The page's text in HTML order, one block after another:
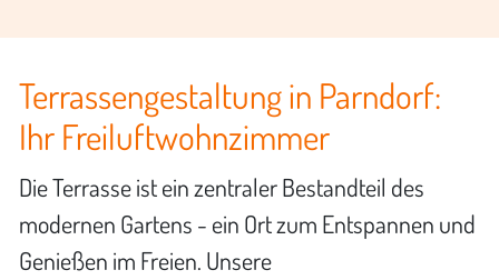
Terrassengestaltung in Parndorf:
Ihr Freiluftwohnzimmer
Die Terrasse ist ein zentraler Bestandteil des
modernen Gartens - ein Ort zum Entspannen und
Genießen im Freien. Unsere